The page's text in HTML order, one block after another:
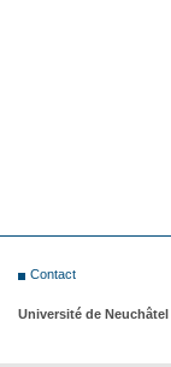
Contact
Université de Neuchâtel